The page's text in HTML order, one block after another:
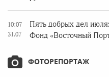
10:07
31.07
Пять добрых дел
Фонд «Восточный
ФОТОРЕПОРТАЖ